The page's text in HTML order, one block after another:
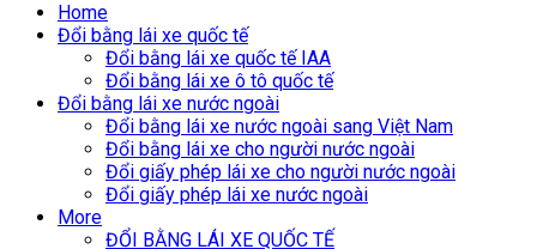
Home
Đổi bằng lái xe quốc tế
Đổi bằng lái xe quốc tế IAA
Đổi bằng lái xe ô tô quốc tế
Đổi bằng lái xe nước ngoài
Đổi bằng lái xe nước ngoài sang Việt Nam
Đổi bằng lái xe cho người nước ngoài
Đổi giấy phép lái xe cho người nước ngoài
Đổi giấy phép lái xe nước ngoài
More
ĐỔI BẰNG LÁI XE QUỐC TẾ